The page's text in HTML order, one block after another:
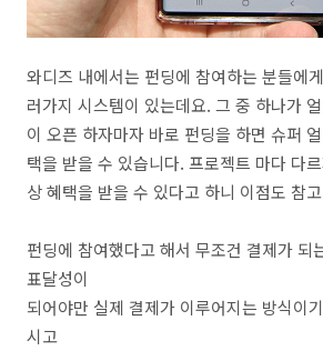
와디즈 내에서는 펀딩에 참여하는 분들에
러가지 시스템이 있는데요. 그 중 하나가
이 오픈 하자마자 바로 펀딩을 하면 슈퍼
택을 받을 수 있습니다. 프로젝트 마다 다
상 혜택을 받을 수 있다고 하니 이점도 참
펀딩에 참여했다고 해서 무조건 결제가 되
표달성이
되어야만 실제 결제가 이루어지는 방식이
시고